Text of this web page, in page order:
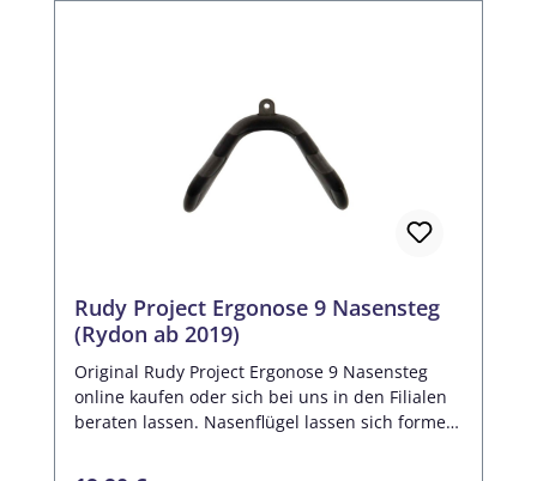
Rudy Project Ergonose 9 Nasensteg
(Rydon ab 2019)
Original Rudy Project Ergonose 9 Nasensteg
online kaufen oder sich bei uns in den Filialen
beraten lassen. Nasenflügel lassen sich formen